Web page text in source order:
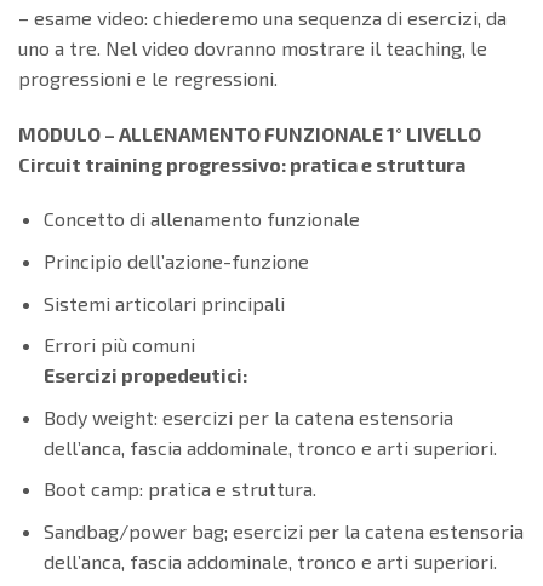
– esame video: chiederemo una sequenza di esercizi, da
uno a tre. Nel video dovranno mostrare il teaching, le
progressioni e le regressioni.
MODULO – ALLENAMENTO FUNZIONALE 1° LIVELLO
Circuit training progressivo: pratica e struttura
Concetto di allenamento funzionale
Principio dell’azione-funzione
Sistemi articolari principali
Errori più comuni
Esercizi propedeutici:
Body weight: esercizi per la catena estensoria
dell’anca, fascia addominale, tronco e arti superiori.
Boot camp: pratica e struttura.
Sandbag/power bag; esercizi per la catena estensoria
dell’anca, fascia addominale, tronco e arti superiori.